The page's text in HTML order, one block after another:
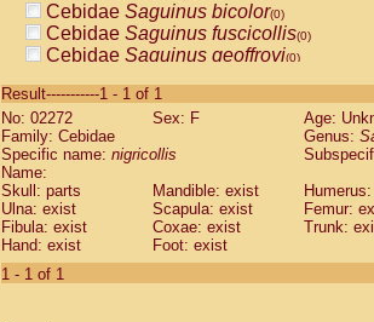
Cebidae Saguinus bicolor(0)
Cebidae Saguinus fuscicollis(0)
Cebidae Saguinus geoffroyi(0)
CebidaeSaguinus labiatus(0)
Cebidae Saguinus leucopus (0)
Cebidae
CebidaeSaguinus mystax
Cebidae Saguinus nigricollis (1)
Cebidae Saguinus oedipus
Cebidae Saguinus weddelli
Cebidae Saguinusspp.
Cebidae
Result-----------1 - 1 of 1
No: 02272
Sex: F
Age:
Family: Cebidae
Genus:
Specific name: nigricollis
Name:
Skull: parts
Mandible: exist
Ulna: exist
Scapula: exist
Femur:
Fibula: exist
Coxae: exist
Trunk:
Hand: exist
Foot: exist
1 - 1 of 1